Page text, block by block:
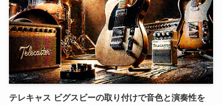
テレキャス ビグスビーの取り付けで音色と演奏性を